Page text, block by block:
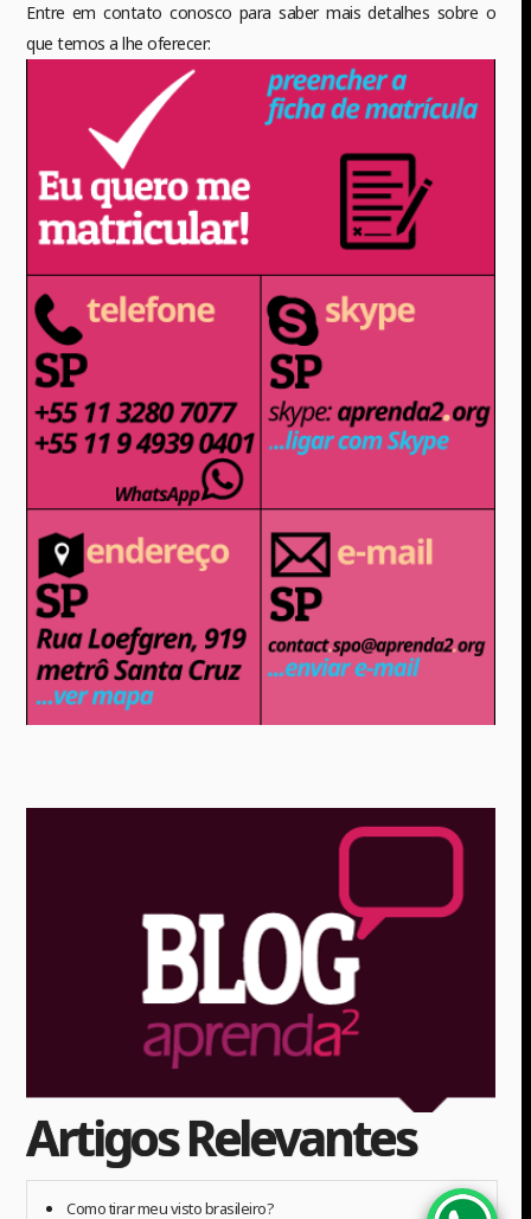
Entre em contato conosco para saber mais detalhes sobre o
que temos a lhe oferecer:
Artigos Relevantes
Como tirar meu visto brasileiro?